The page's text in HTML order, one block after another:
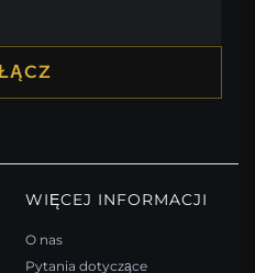
WIĘCEJ INFORMACJI
O nas
Pytania dotyczące